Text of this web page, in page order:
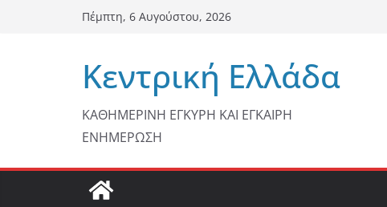
Πέμπτη, 6 Αυγούστου, 2026
Κεντρική Ελλάδα
ΚΑΘΗΜΕΡΙΝΗ ΕΓΚΥΡΗ ΚΑΙ ΕΓΚΑΙΡΗ
ΕΝΗΜΕΡΩΣΗ